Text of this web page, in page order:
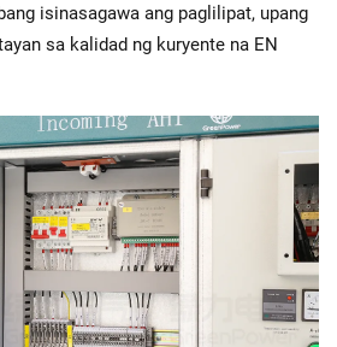
isinasagawa ang paglilipat, upang
sa kalidad ng kuryente na EN